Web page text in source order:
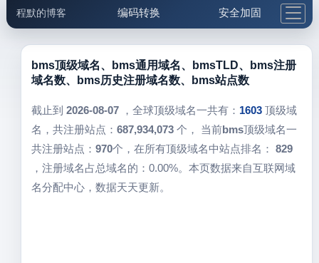
程默的博客 编码转换 安全加固
邮件工具 生活便民 更多工具
5.1支付宝大红包
bms顶级域名、bms通用域名、bmsTLD、bms注册
域名数、bms历史注册域名数、bms站点数
截止到 2026-08-07，全球顶级域名一共有： 1603 顶级域
名，共注册站点： 687,934,073 个， 当前bms顶级域名一
共注册站点： 970个，在所有顶级域名中站点排名： 829
，注册域名占总域名的：0.00%。本页数据来自互联网域
名分配中心，数据天天更新。